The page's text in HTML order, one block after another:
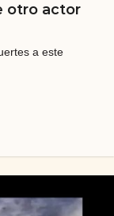
otro actor
a este